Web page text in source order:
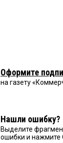
Оформите
на газету
Нашли ошибку?
Выделите
ошибки и нажмите